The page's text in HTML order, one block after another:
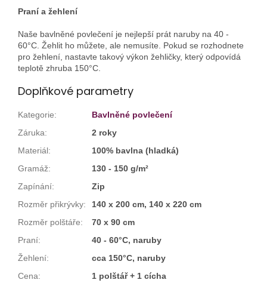
Praní a žehlení
Naše bavlněné povlečení je nejlepší prát naruby na 40 -
60°C. Žehlit ho můžete, ale nemusíte. Pokud se rozhodnete
pro žehlení, nastavte takový výkon žehličky, který odpovídá
teplotě zhruba 150°C.
Doplňkové parametry
Kategorie:
Bavlněné povlečení
Záruka:
2 roky
Materiál:
100% bavlna (hladká)
Gramáž:
130 - 150 g/m²
Zapínání:
Zip
Rozměr přikrývky:
140 x 200 cm, 140 x 220 cm
Rozměr polštáře:
70 x 90 cm
Praní:
40 - 60°C, naruby
Žehlení:
cca 150°C, naruby
Cena: 1 polštář + 1 cícha